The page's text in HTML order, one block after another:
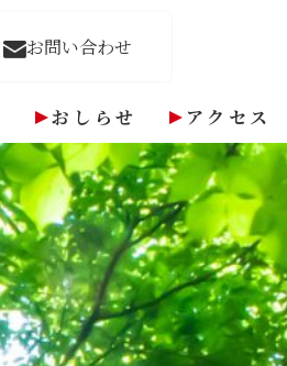
お問い合わせ
おしらせ アクセス